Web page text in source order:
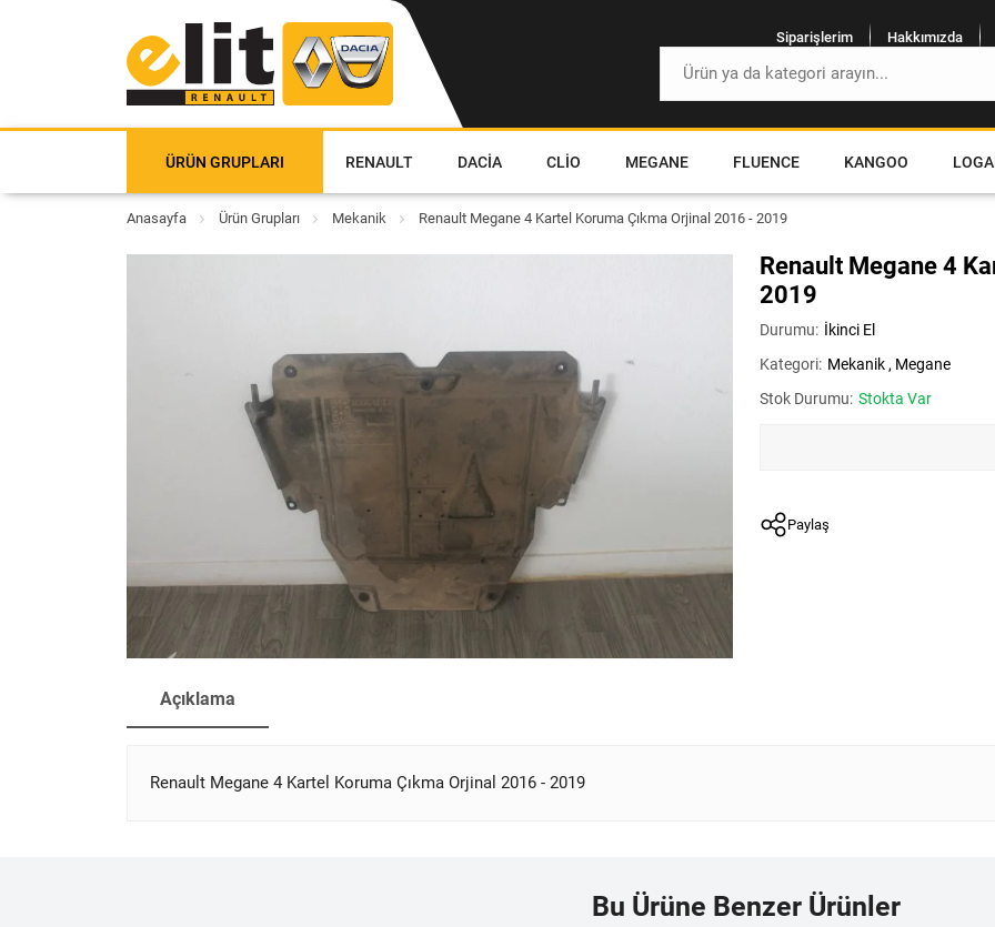
Siparişlerim Hakkımızda
ÜRÜN GRUPLARI RENAULT DACIA CLIO MEGANE FLUENCE KANGOO
Anasayfa Ürün Grupları Mekanik Renault Megane 4 Kartel Koruma Çıkma Orjinal 2016 - 2019
Renault Megane 4
2019
Durumu: İkinci El
Kategori: Mekanik , Megane
Stok Durumu: Stokta Var
Paylaş
Açıklama
Renault Megane 4 Kartel Koruma Çıkma Orjinal 2016 - 2019
Bu Ürüne Benzer Ürünler